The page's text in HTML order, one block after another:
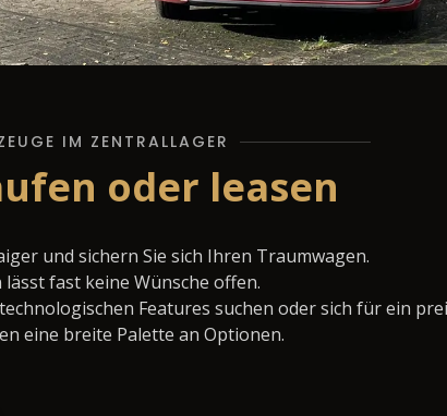
IM ZENTRALLAGER
oder leasen
und sichern Sie sich Ihren Traumwagen.
fast keine Wünsche offen.
Features suchen oder sich für ein
eine breite Palette an Optionen.